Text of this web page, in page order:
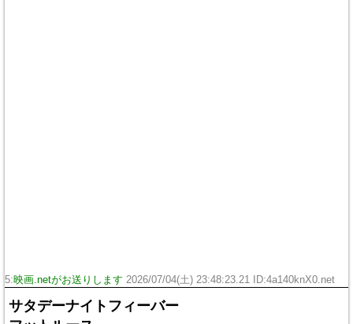
5:映画.netがお送りします 2026/07/04(土) 23:48:23.21 ID:4a140knX0.net
サタデーナイトフィーバー